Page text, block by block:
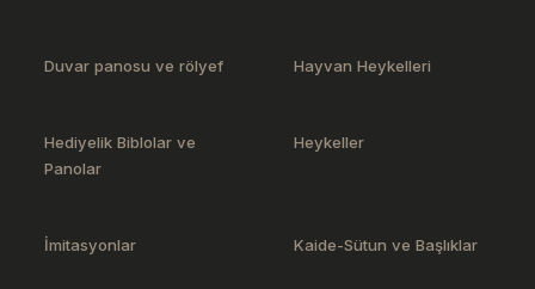
Duvar panosu ve rölyef Hayvan Heykelleri
Hediyelik Biblolar ve
Panolar
Heykeller
İmitasyonlar Kaide-Sütun ve Başlıklar